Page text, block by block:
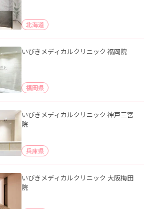
北海道
いびきメディカルクリニック 福岡院
福岡県
いびきメディカルクリニック 神戸三宮
院
兵庫県
いびきメディカルクリニック 大阪梅田
院